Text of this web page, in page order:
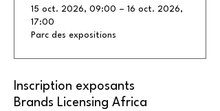
Inscription exposants
Brands Licensing Africa
15 oct. 2026, 09:00 – 16 oct. 2026,
17:00
Parc des expositions